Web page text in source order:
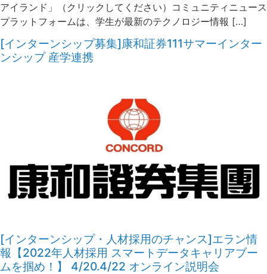
アイランド」（クリックしてください）コミュニティニュース
プラットフォームは、学生が最新のテクノロジー情報 […]
[インターンシップ募集]康和証券111サマーインター
ンシップ 産学連携
[インターンシップ・人材採用のチャンス]エラン情
報【2022年人材採用 スマートデータキャリアブー
ムを掴め！】 4/20.4/22 オンライン説明会